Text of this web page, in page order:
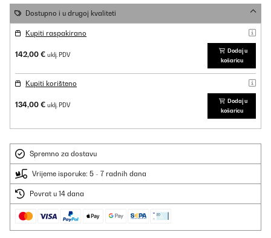
Dostupno i u drugoj kvaliteti
Kupiti raspakirano
142,00 € uklj. PDV
Dodaj u
košaricu
Kupiti korišteno
134,00 € uklj. PDV
Dodaj u
košaricu
Spremno za dostavu
Vrijeme isporuke: 5 - 7 radnih dana
Povrat u 14 dana